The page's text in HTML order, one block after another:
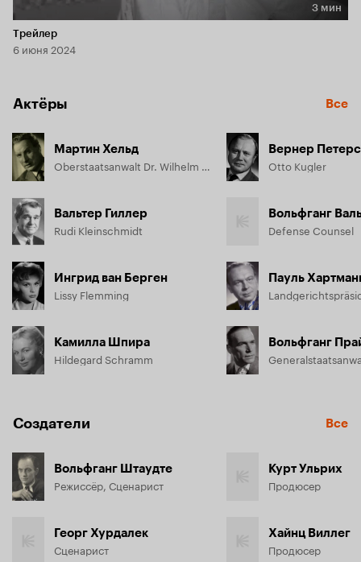
Длительность 3 мин
3 мин
Трейлер
6 июня 2024
Актёры Все
Мартин Хельд
Вальтер Гиллер
Rudi Kleinschmidt
Ингрид ван Берген
Lissy Flemming
Камилла Шпира
Hildegard Schramm
Вернер Петерс
Otto Kugler
Вольфганг
Defense Counsel
Пауль
Вольфганг
Создатели Все
Вольфганг Штаудте
Режиссёр, Сценарист
Георг Хурдалек
Сценарист
Курт Ульрих
Продюсер
Хайнц Виллег
Продюсер